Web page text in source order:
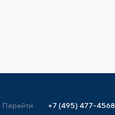
Перейти +7 (495) 477-4568